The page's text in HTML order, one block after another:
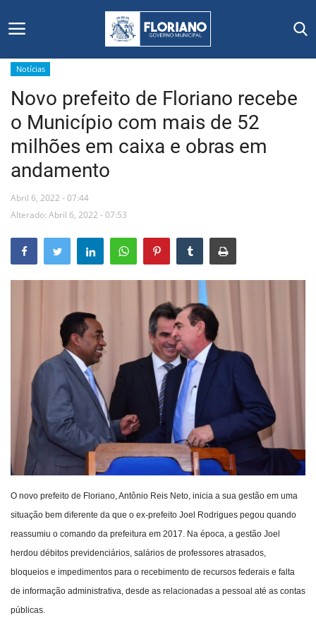
Início
Editais
Floriano
Secretarias e Órgãos
Mural de Licitações
Contato
Notícias
Novo prefeito de Floriano recebe
o Município com mais de 52
milhões em caixa e obras em
andamento
Abril 6, 2022 - 07:44
Alterado: Abril 6, 2022 - 07:53
O novo prefeito de Floriano, Antônio Reis Neto, inicia a sua gestão em uma
situação bem diferente da que o ex-prefeito Joel Rodrigues pegou quando
reassumiu o comando da prefeitura em 2017. Na época, a gestão Joel
herdou débitos previdenciários, salários de professores atrasados,
bloqueios e impedimentos para o recebimento de recursos federais e falta
de informação administrativa, desde as relacionadas a pessoal até as contas
públicas.